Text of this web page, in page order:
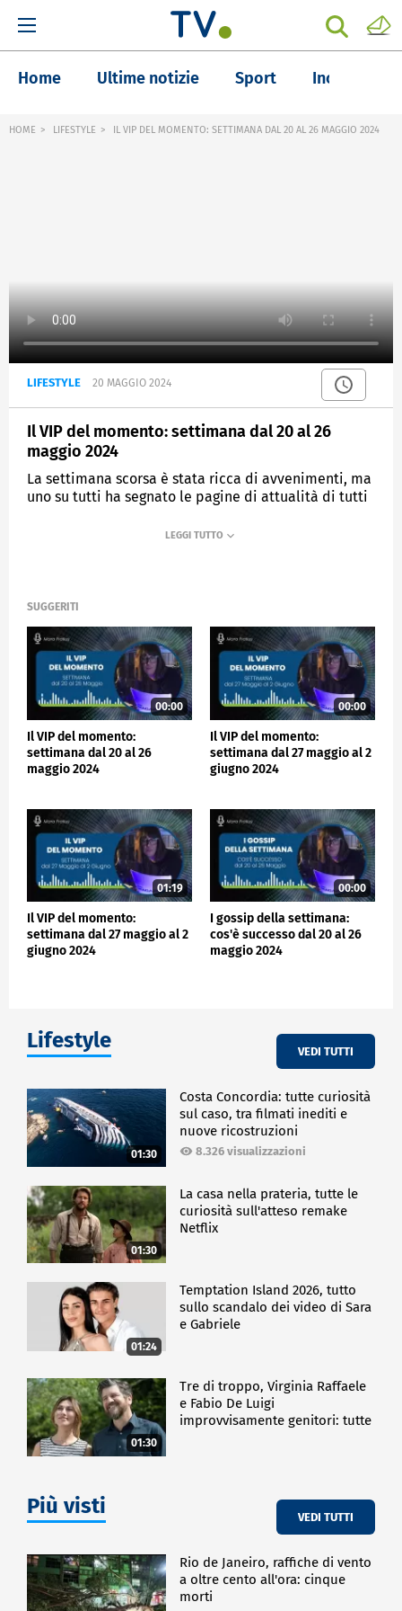
Home Ultime notizie Sport Inchieste
HOME LIFESTYLE IL VIP DEL MOMENTO: SETTIMANA DAL 20 AL 26 MAGGIO 2024
LIFESTYLE 20 MAGGIO 2024
Il VIP del momento: settimana dal 20 al 26
maggio 2024
La settimana scorsa è stata ricca di avvenimenti, ma
uno su tutti ha segnato le pagine di attualità di tutti
SUGGERITI
00:00
Il VIP del momento:
settimana dal 20 al 26
maggio 2024
00:00
Il VIP del momento:
settimana dal 27 maggio al 2
giugno 2024
01:19
Il VIP del momento:
settimana dal 27 maggio al 2
giugno 2024
00:00
I gossip della settimana:
cos'è successo dal 20 al 26
maggio 2024
Lifestyle VEDI TUTTI
01:30
Costa Concordia: tutte curiosità
sul caso, tra filmati inediti e
nuove ricostruzioni
8.326 visualizzazioni
01:30
La casa nella prateria, tutte le
curiosità sull'atteso remake
Netflix
01:24
Temptation Island 2026, tutto
sullo scandalo dei video di Sara
e Gabriele
01:30
Tre di troppo, Virginia Raffaele
e Fabio De Luigi
improvvisamente genitori: tutte
Più visti VEDI TUTTI
Rio de Janeiro, raffiche di vento
a oltre cento all'ora: cinque
morti